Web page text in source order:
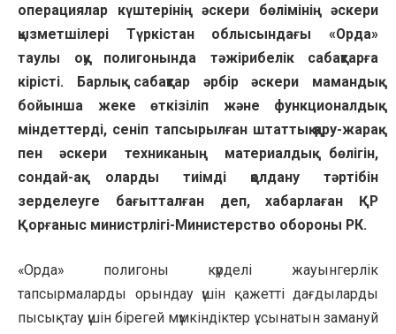
операциялар күштерінің әскери бөлімінің әскери
қызметшілері Түркістан облысындағы «Орда»
таулы оқу полигонында тәжірибелік сабақтарға
кірісті. Барлық сабақтар әрбір әскери мамандық
бойынша жеке өткізіліп және функционалдық
міндеттерді, сеніп тапсырылған штаттық қару-жарақ
пен әскери техниканың материалдық бөлігін,
сондай-ақ оларды тиімді қолдану тәртібін
зерделеуге бағытталған деп, хабарлаған ҚР
Қорғаныс министрлігі-Министерство обороны РК.
«Орда» полигоны күрделі жауынгерлік
тапсырмаларды орындау үшін қажетті дағдыларды
пысықтау үшін бірегей мүмкіндіктер ұсынатын замануй